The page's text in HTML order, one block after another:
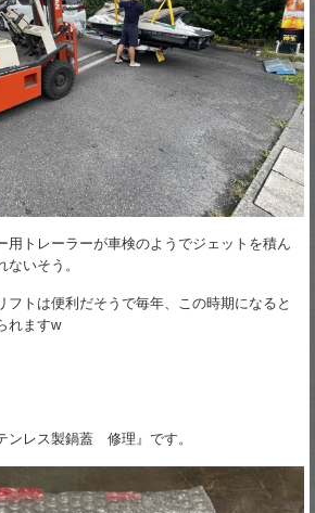
用トレーラーが車検のようでジェットを積ん
いそう。
フトは便利だそうで毎年、この時期になると
れますw
ンレス製鍋蓋 修理』です。